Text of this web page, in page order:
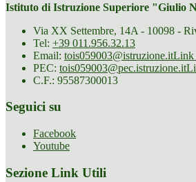
Istituto di Istruzione Superiore "Giulio
Via XX Settembre, 14A - 10098 -
Tel: +39 011.956.32.13
Email: tois059003@istruzione.itLink
PEC: tois059003@pec.istruzione.it
C.F.: 95587300013
Seguici su
Facebook
Youtube
Sezione Link Utili